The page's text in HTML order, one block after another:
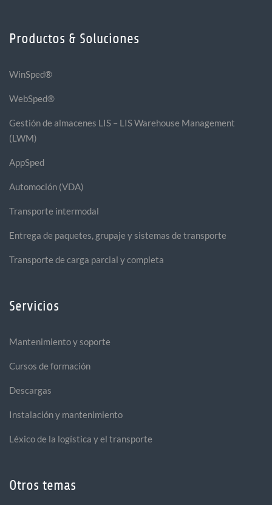
Productos & Soluciones
WinSped®
WebSped®
Gestión de almacenes LIS – LIS Warehouse Management
(LWM)
AppSped
Automoción (VDA)
Transporte intermodal
Entrega de paquetes, grupaje y sistemas de transporte
Transporte de carga parcial y completa
Servicios
Mantenimiento y soporte
Cursos de formación
Descargas
Instalación y mantenimiento
Léxico de la logística y el transporte
Otros temas